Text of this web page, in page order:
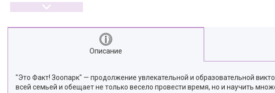
Описание
"Это Факт! Зоопарк" — продолжение увлекательной и образовательной
всей семьей и обещает не только весело провести время, но и научить